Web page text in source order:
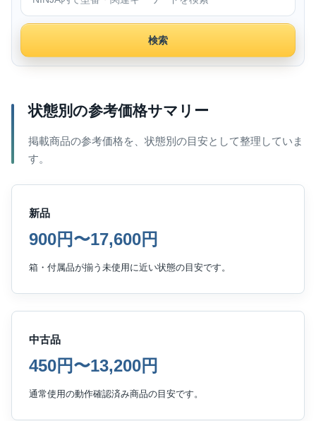
検索
状態別の参考価格サマリー
掲載商品の参考価格を、状態別の目安として整理していま
す。
新品
900円〜17,600円
箱・付属品が揃う未使用に近い状態の目安です。
中古品
450円〜13,200円
通常使用の動作確認済み商品の目安です。